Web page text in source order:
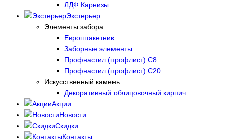
ЛДФ Карнизы
Экстерьер
Элементы забора
Евроштакетник
Заборные элементы
Профнастил (профлист) С8
Профнастил (профлист) С20
Искусственный камень
Декоративный облицовочный кирпич
Акции
Новости
Скидки
Контакты